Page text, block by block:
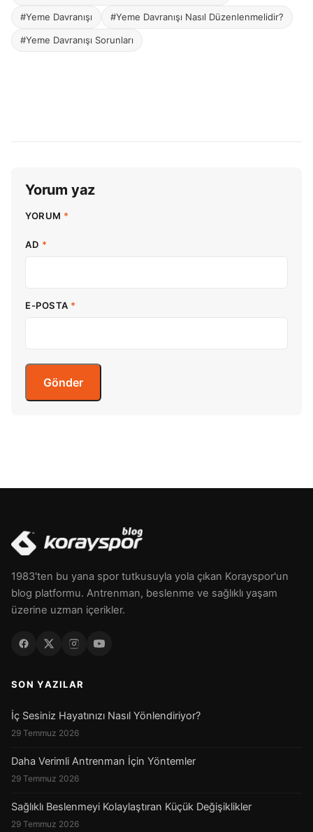
#Yeme Davranışı #Yeme Davranışı Nasıl Düzenlenmelidir?
#Yeme Davranışı Sorunları
Yorum yaz
YORUM *
AD *
E-POSTA *
1983'ten bu yana spor tutkusuyla yola çıkan Korayspor'un
blog platformu. Antrenman, beslenme ve sağlıklı yaşam
üzerine uzman içerikler.
SON YAZILAR
İç Sesiniz Hayatınızı Nasıl Yönlendiriyor?
29 Temmuz 2026
Daha Verimli Antrenman İçin Yöntemler
29 Temmuz 2026
Sağlıklı Beslenmeyi Kolaylaştıran Küçük Değişiklikler
29 Temmuz 2026